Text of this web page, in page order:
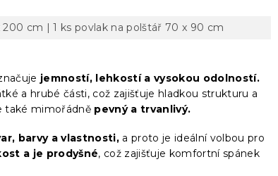
200 cm | 1 ks povlak na polštář 70 x 90 cm
jemností, lehkostí a vysokou odolností.
a hrubé části, což zajišťuje hladkou strukturu a
také mimořádně pevný a trvanlivý.
barvy a vlastnosti, a proto je ideální volbou pro
a je prodyšné, což zajišťuje komfortní spánek